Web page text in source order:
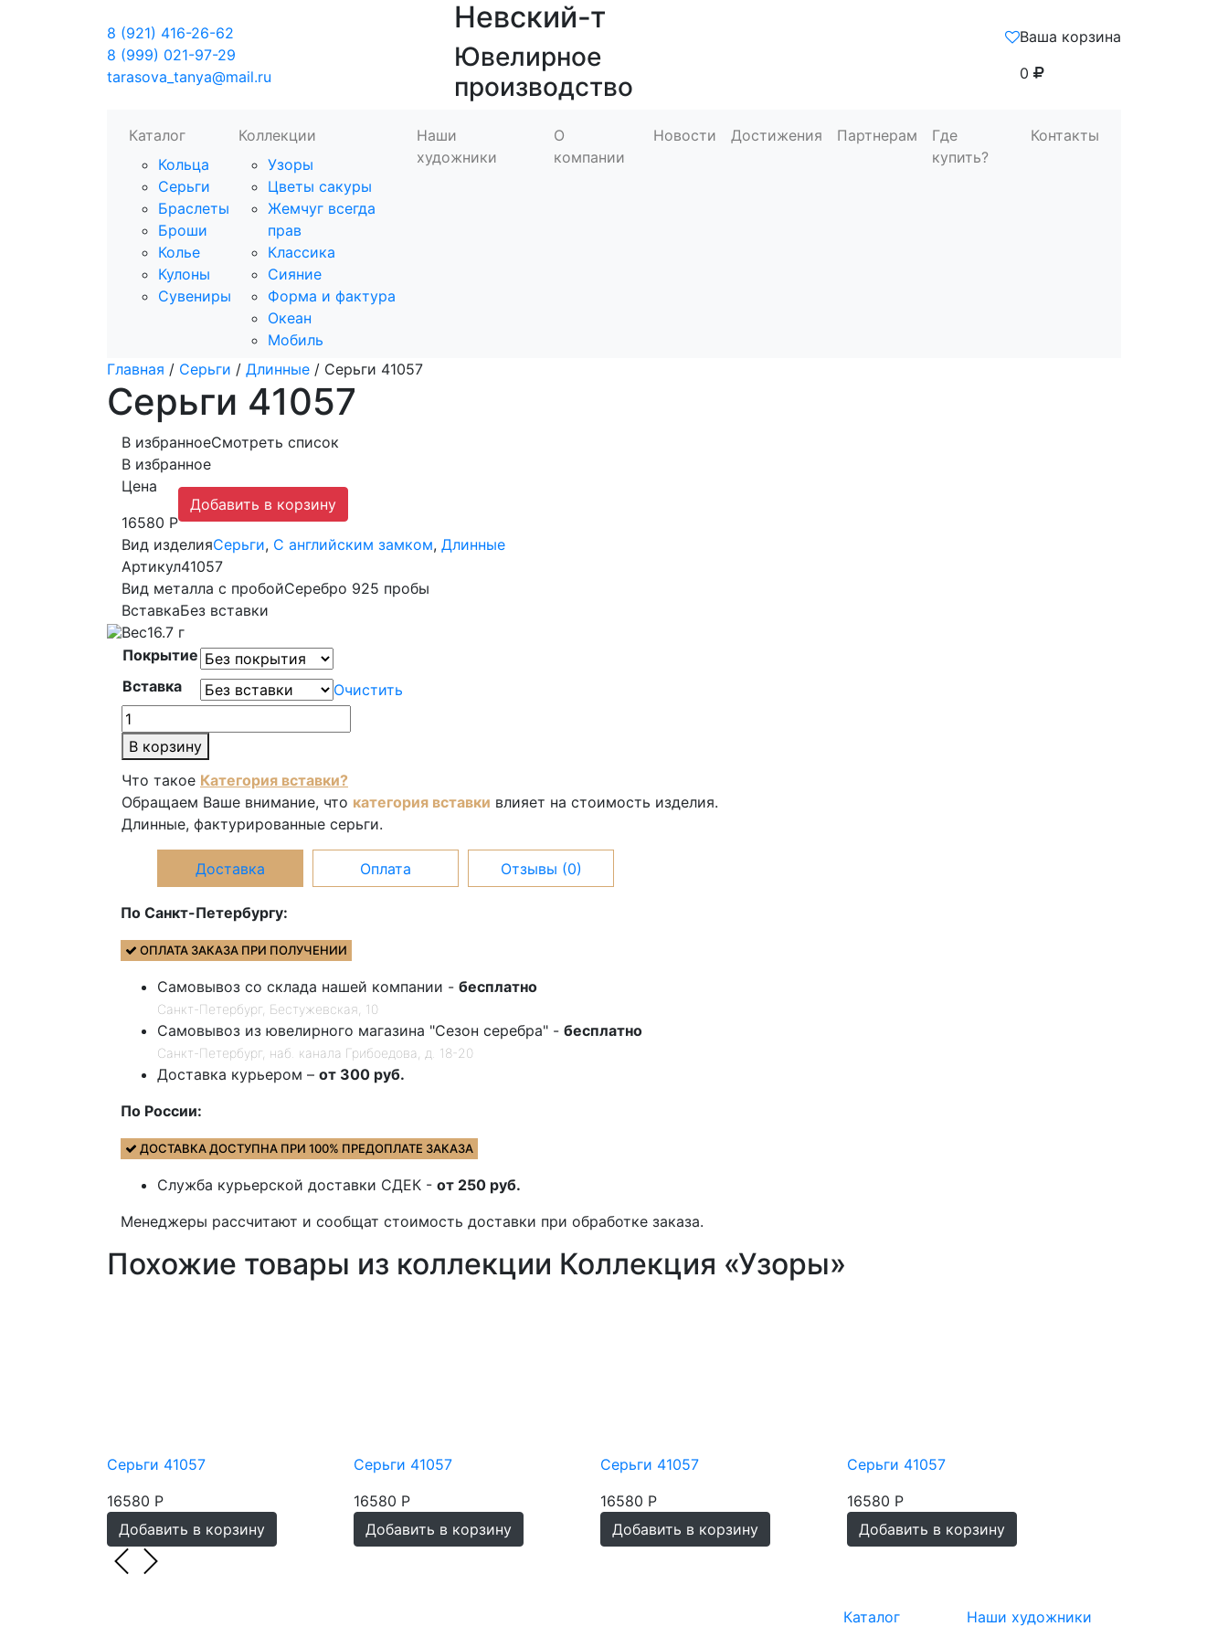
8 (921) 416-26-62
8 (999) 021-97-29
tarasova_tanya@mail.ru
Невский-т
Ювелирное
производство
Ваша корзина
0
Каталог
Кольца
Серьги
Браслеты
Броши
Колье
Кулоны
Сувениры
Коллекции
Узоры
Цветы сакуры
Жемчуг всегда
прав
Классика
Сияние
Форма и фактура
Океан
Мобиль
Наши
художники
О
компании
Новости Достижения Партнерам
Где
купить?
Контакты
Главная / Серьги / Длинные / Серьги 41057
Серьги 41057
В избранноеСмотреть список
В избранное
Цена
16580 Р
Добавить в корзину
Вид изделияСерьги, С английским замком, Длинные
Артикул41057
Вид металла с пробойСеребро 925 пробы
ВставкаБез вставки
Вес16.7 г
Покрытие
Вставка
Очистить
Количество
товара
Серьги
41057
В корзину
Что такое Категория вставки?
Обращаем Ваше внимание, что категория вставки влияет на стоимость изделия.
Длинные, фактурированные серьги.
Доставка Оплата Отзывы (0)
По Санкт-Петербургу:
ОПЛАТА ЗАКАЗА ПРИ ПОЛУЧЕНИИ
Самовывоз со склада нашей компании - бесплатно
Санкт-Петербург, Бестужевская, 10
Самовывоз из ювелирного магазина "Сезон серебра" - бесплатно
Санкт-Петербург, наб. канала Грибоедова, д. 18-20
Доставка курьером – от 300 руб.
По России:
ДОСТАВКА ДОСТУПНА ПРИ 100% ПРЕДОПЛАТЕ ЗАКАЗА
Служба курьерской доставки СДЕК - от 250 руб.
Менеджеры рассчитают и сообщат стоимость доставки при обработке заказа.
Похожие товары из коллекции Коллекция «Узоры»
Серьги 41057
16580 Р
Добавить в корзину
Серьги 41057
16580 Р
Добавить в корзину
Серьги 41057
16580 Р
Добавить в корзину
Серьги 41057
16580 Р
Добавить в корзину
Каталог Наши художники